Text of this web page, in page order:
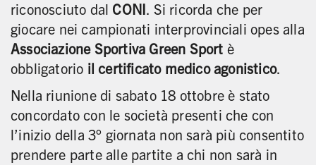
riconosciuto dal CONI. Si ricorda che per
giocare nei campionati interprovinciali opes alla
Associazione Sportiva Green Sport è
obbligatorio il certificato medico agonistico.
Nella riunione di sabato 18 ottobre è stato
concordato con le società presenti che con
l’inizio della 3° giornata non sarà più consentito
prendere parte alle partite a chi non sarà in